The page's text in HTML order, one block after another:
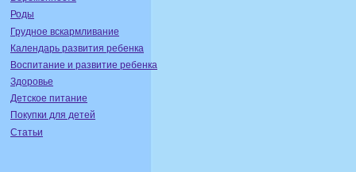
Роды
Грудное вскармливание
Календарь развития ребенка
Воспитание и развитие ребенка
Здоровье
Детское питание
Покупки для детей
Статьи